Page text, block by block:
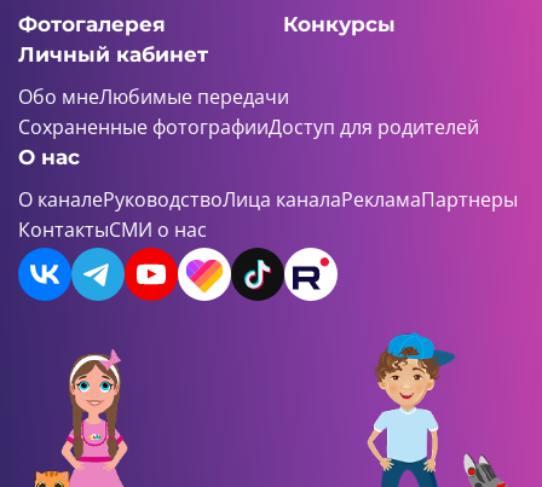
Фотогалерея
Конкурсы
Личный кабинет
Обо мнеЛюбимые передачи
Сохраненные фотографииДоступ для родителей
О нас
О каналеРуководствоЛица каналаРекламаПартнеры
КонтактыСМИ о нас